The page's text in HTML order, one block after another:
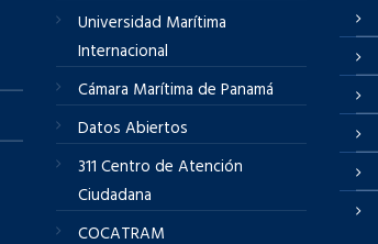
Universidad Marítima
Internacional
Cámara Marítima de Panamá
Datos Abiertos
311 Centro de Atención
Ciudadana
COCATRAM